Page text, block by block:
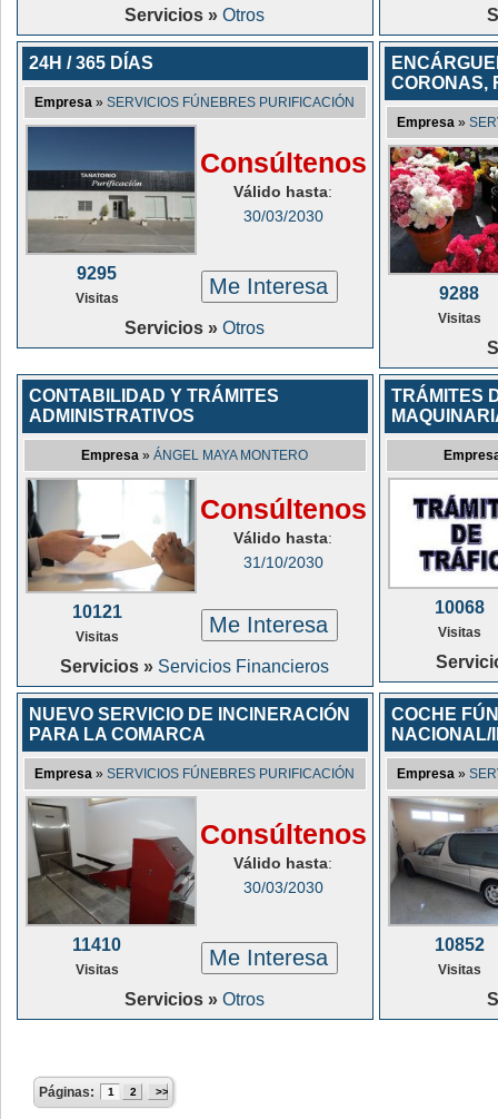
Servicios »Otros
24H / 365 DÍAS
Empresa »SERVICIOS FÚNEBRES PURIFICACIÓN
Consúltenos
Válido hasta:
30/03/2030
9295
Visitas Me Interesa
Servicios »Otros
CORONAS,
Empresa »
9288
Visitas
CONTABILIDAD Y TRÁMITES
ADMINISTRATIVOS
Empresa »ÁNGEL MAYA MONTERO
Consúltenos
Válido hasta:
31/10/2030
10121
Visitas Me Interesa
Servicios » Servicios Financieros
TRÁMITES
10068
Visitas
NUEVO SERVICIO DE INCINERACIÓN
PARA LA COMARCA
Empresa »SERVICIOS FÚNEBRES PURIFICACIÓN
Consúltenos
Válido hasta:
30/03/2030
11410
Visitas Me Interesa
Servicios »Otros
COCHE
Empresa »
10852
Visitas
Páginas: 1 2 >>